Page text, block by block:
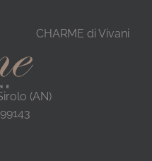
CHARME di Vivani
(AN)